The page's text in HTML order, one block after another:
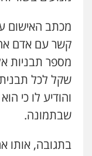
קשר עם אדם
שקל לכל
והודיע לו כי
שבתמונה.
בתגובה, אותו